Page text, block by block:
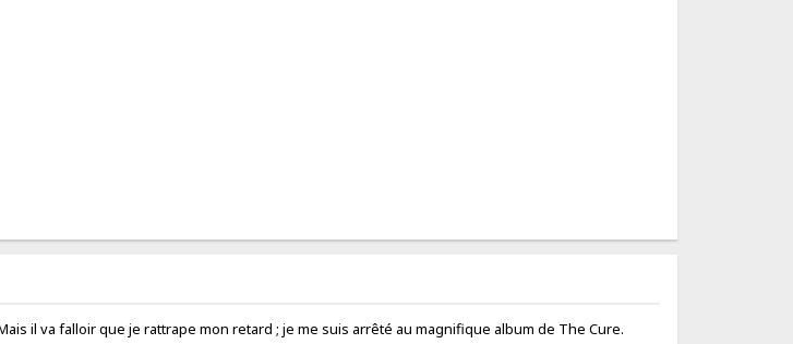
il va falloir que je rattrape mon retard ; je me suis arrêté au magnifique album de The Cure.